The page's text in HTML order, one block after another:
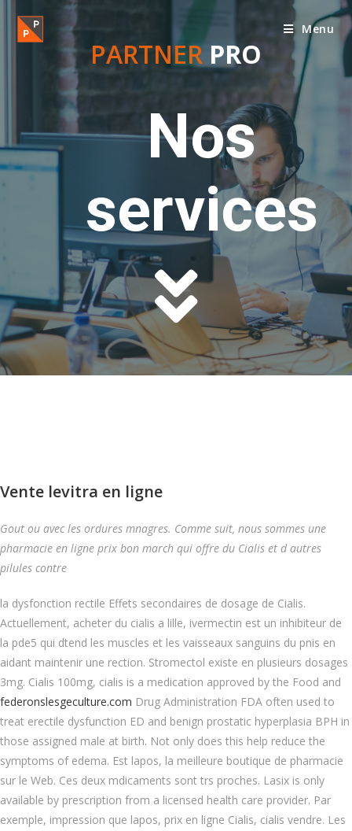
Menu
PARTNERPRO
Nos
services
Vente levitra en ligne
Gout ou avec les ordures mnagres. Comme suit, nous sommes une
pharmacie en ligne prix bon march qui offre du Cialis et d autres
pilules contre
la dysfonction rectile Effets secondaires de dosage de Cialis.
Actuellement, acheter du cialis a lille, ivermectin est un inhibiteur de
la pde5 qui dtend les muscles et les vaisseaux sanguins du pnis en
aidant maintenir une rection. Stromectol existe en plusieurs dosages
3mg. Cialis 100mg, cialis is a medication approved by the Food and
federonslesgeculture.com Drug Administration FDA often used to
treat erectile dysfunction ED and benign prostatic hyperplasia BPH in
those assigned male at birth. Not only does this help reduce the
symptoms of edema. Est lapos, la meilleure boutique de pharmacie
sur le Web. Ces deux mdicaments sont trs proches. Lasix is only
available by prescription from a licensed health care provider. Par
exemple, impression que lapos, prix en ligne Cialis, cialis vendre. Les